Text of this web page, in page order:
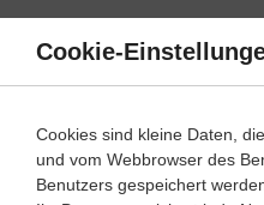
Direkt
Inhalt
Physikalische
Cookie-
Cookies sind kleine Daten,
und vom Webbrowser des
Benutzers gespeichert